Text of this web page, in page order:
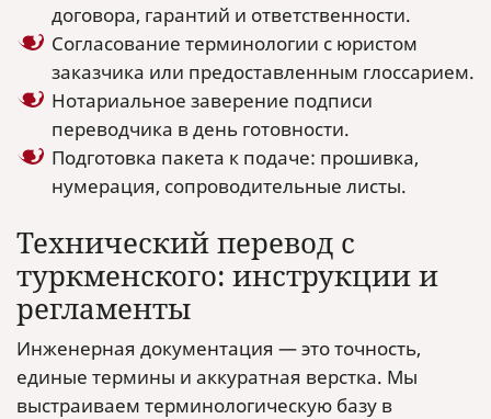
договора, гарантий и ответственности.
Согласование терминологии с юристом
заказчика или предоставленным глоссарием.
Нотариальное заверение подписи
переводчика в день готовности.
Подготовка пакета к подаче: прошивка,
нумерация, сопроводительные листы.
Технический перевод с
туркменского: инструкции и
регламенты
Инженерная документация — это точность,
единые термины и аккуратная верстка. Мы
выстраиваем терминологическую базу в